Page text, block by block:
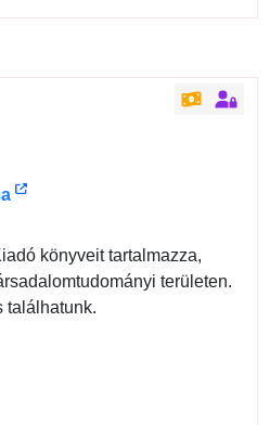
könyveit tartalmazza,
területen.
találhatunk.